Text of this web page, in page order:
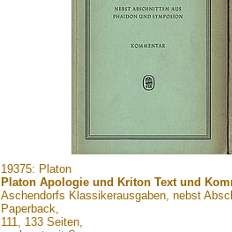
19375: Platon
Platon Apologie und Kriton Text und
Aschendorfs Klassikerausgaben, nebst
Paperback,
111, 133 Seiten,